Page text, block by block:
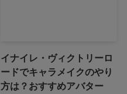
イナイレ・ヴィクトリーロ
ードでキャラメイクのやり
方は？おすすめアバター